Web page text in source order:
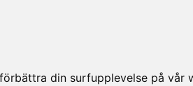
din surfupplevelse på